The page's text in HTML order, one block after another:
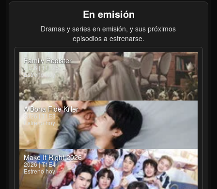
En emisión
Dramas y series en emisión, y sus próximos
episodios a estrenarse.
Family Register
2026 | T1E25
Estreno hoy
A Bona Fide Killer
2026 | T1E3
Estreno hoy
Make It Right 2026
2026 | T1E4
Estreno hoy